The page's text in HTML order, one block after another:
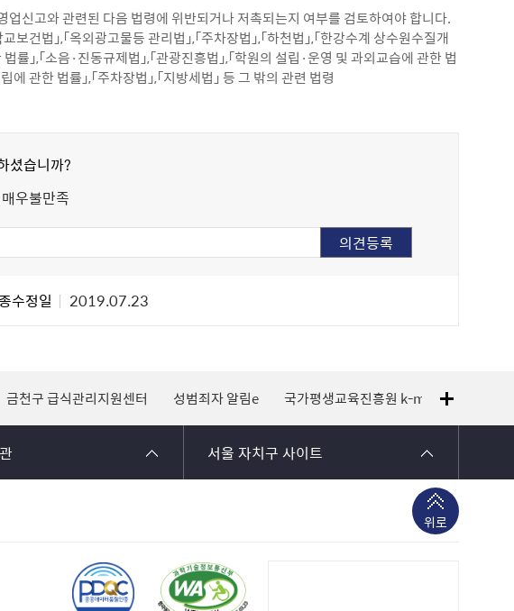
신고와 관련된 다음 법령에 위반되거나 저촉되는지 여부를 검토하여야 합니다.
보건법」,「옥외광고물등 관리법」,「주차장법」,「하천법」,「한강수계 상수원수질개
」,「소음·진동규제법」,「관광진흥법」,「학원의 설립·운영 및 과외교습에 관한 법
에 관한 법률」,「주차장법」,「지방세법」 등 그 밖의 관련 법령
셨습니까?
매우불만족
수정일 2019.07.23
금천구 급식관리지원센터 성범죄자 알림e 국가평생교육진흥원 k-mooc
서울 자치구 사이트
위로